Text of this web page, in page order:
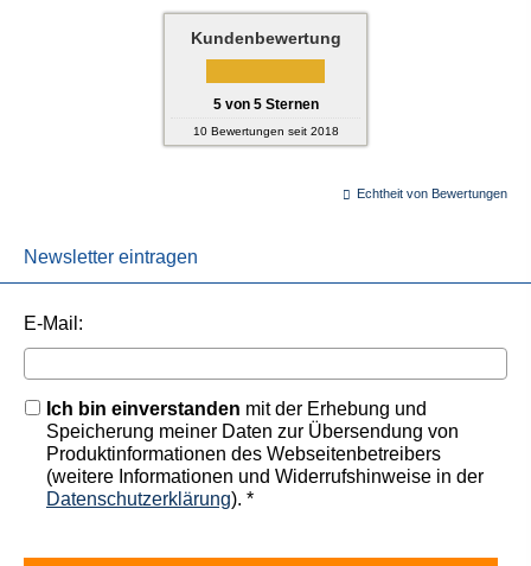
Kundenbewertung
5von 5Sternen
10Bewertungen seit 2018
Echtheit von Bewertungen
Newsletter eintragen
E-Mail:
Ich bin einverstanden mit der Erhebung und
Speicherung meiner Daten zur Übersendung von
Produktinformationen des Webseitenbetreibers
(weitere Informationen und Widerrufshinweise in der
Datenschutzerklärung). *